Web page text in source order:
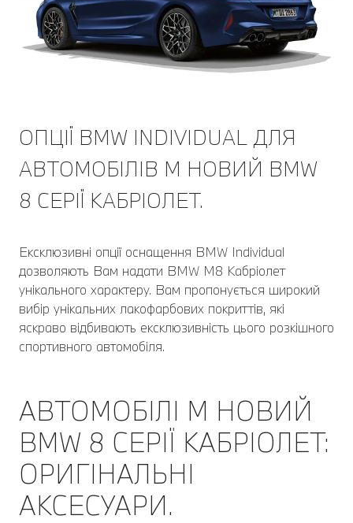
ОПЦІЇ BMW INDIVIDUAL ДЛЯ
АВТОМОБІЛІВ M НОВИЙ BMW
8 СЕРІЇ КАБРІОЛЕТ.
Ексклюзивні опції оснащення BMW Individual
дозволяють Вам надати BMW M8 Кабріолет
унікального характеру. Вам пропонується широкий
вибір унікальних лакофарбових покриттів, які
яскраво відбивають ексклюзивність цього розкішного
спортивного автомобіля.
АВТОМОБІЛІ M НОВИЙ
BMW 8 СЕРІЇ КАБРІОЛЕТ:
ОРИГІНАЛЬНІ
АКСЕСУАРИ.